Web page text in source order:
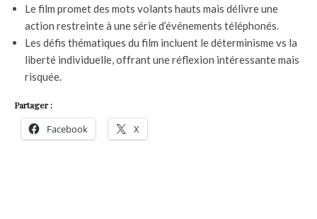
Le film promet des mots volants hauts mais délivre une
action restreinte à une série d’événements téléphonés.
Les défis thématiques du film incluent le déterminisme vs la
liberté individuelle, offrant une réflexion intéressante mais
risquée.
Partager :
Facebook X